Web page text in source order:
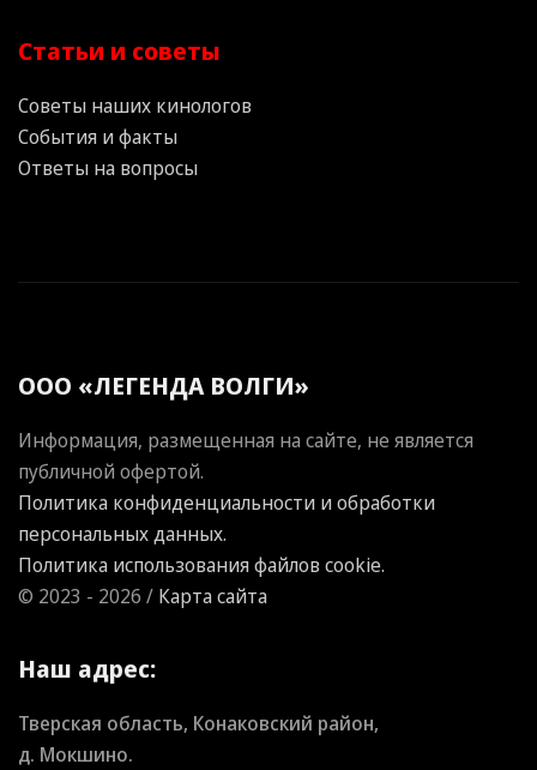
Статьи и советы
Советы наших кинологов
События и факты
Ответы на вопросы
ООО «ЛЕГЕНДА ВОЛГИ»
Информация, размещенная на сайте, не является
публичной офертой.
Политика конфиденциальности и обработки
персональных данных.
Политика использования файлов cookie.
© 2023 - 2026 / Карта сайта
Наш адрес:
Тверская область, Конаковский район,
д. Мокшино.